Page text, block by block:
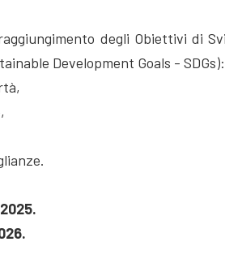
degli Obiettivi di
Development Goals - SDGs):